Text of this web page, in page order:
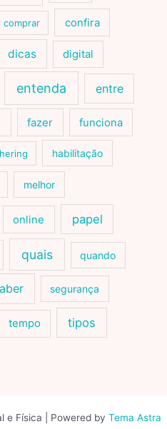
comprar confira
dicas digital
entenda entre
fazer funciona
habilitação
melhor
online papel
quais quando
segurança
tempo tipos
e Física | Powered by Tema Astra